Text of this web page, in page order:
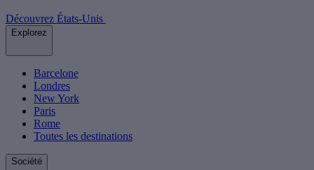
Découvrez États-Unis
Explorez
Barcelone
Londres
New York
Paris
Rome
Toutes les destinations
Société